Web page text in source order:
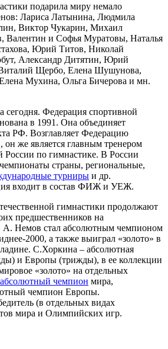
подарила миру немало
Лариса Латынина, Людмила
Виктор Чукарин, Михаил
и Софья Муратовы, Наталья
Юрий Титов, Николай
Александр Дитятин, Юрий
Щербо, Елена Шушунова,
Мухина, Ольга Бичерова и мн.
сегодня. Федерация спортивной
в 1991. Она объединяет
РФ. Возглавляет Федерацию
же является главным тренером
России по гимнастике. В России
страны, региональные,
турниры и др.
входит в состав ФИЖ и УЕЖ.
гимнастики продолжают
предшественников на
А. Немов стал абсолютным чемпионом
2000, а также выиграл «золото» в
С.Хоркина – абсолютная
и Европы (трижды), в ее коллекции
«золото» на отдельных
абсолютный чемпион мира,
чемпион Европы.
(в отдельных видах
мира и Олимпийских игр.